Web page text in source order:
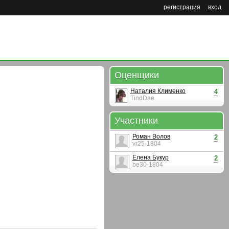
вход
регистрация
Оценщики
Наталия Клименко
TindDae
4
Участники
Роман Волов
vr25-1804
2
Елена Букур
be30-1804
2